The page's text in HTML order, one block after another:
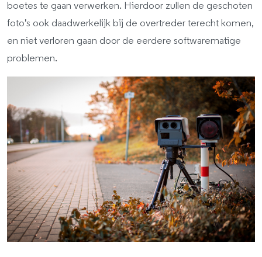
boetes te gaan verwerken. Hierdoor zullen de geschoten
foto's ook daadwerkelijk bij de overtreder terecht komen,
en niet verloren gaan door de eerdere softwarematige
problemen.